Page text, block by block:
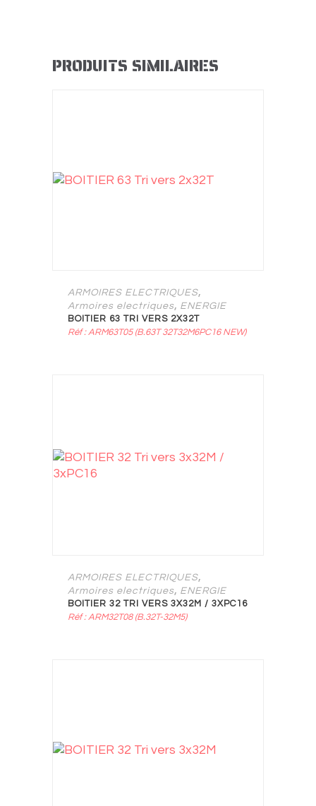
PRODUITS SIMILAIRES
ARMOIRES ELECTRIQUES,
Armoires electriques, ENERGIE
BOITIER 63 TRI VERS 2X32T
Réf : ARM63T05 (B.63T 32T32M6PC16 NEW)
ARMOIRES ELECTRIQUES,
Armoires electriques, ENERGIE
BOITIER 32 TRI VERS 3X32M / 3XPC16
Réf : ARM32T08 (B.32T-32M5)